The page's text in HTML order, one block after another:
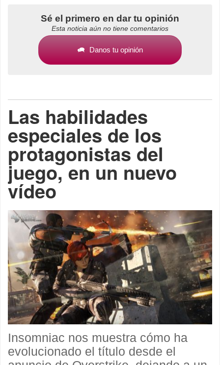
Sé el primero en dar tu opinión
Esta noticia aún no tiene comentarios
Danos tu opinión
Las habilidades
especiales de los
protagonistas del
juego, en un nuevo
vídeo
Insomniac nos muestra cómo ha
evolucionado el título desde el